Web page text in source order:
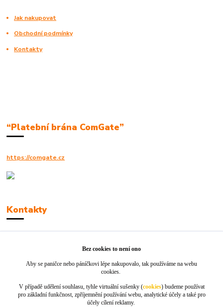
Jak nakupovat
Obchodní podmínky
Kontakty
“Platební brána ComGate”
https://comgate.cz
Kontakty
info@jackie-shop.cz
Bez cookies to není ono
Aby se paničce nebo páníčkovi lépe nakupovalo, tak používáme na webu
cookies.
V případě udělení souhlasu, tyhle virtuální sušenky (cookies) budeme používat
pro základní funkčnost, zpříjemnění používání webu, analytické účely a také pro
účely cílení reklamy.